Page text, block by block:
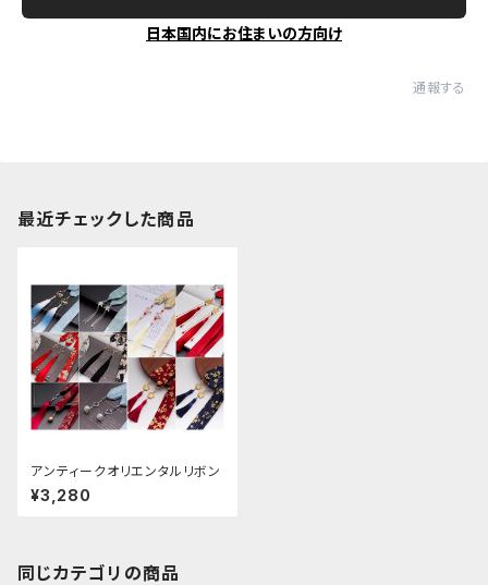
日本国内にお住まいの方向け
通報する
最近チェックした商品
アンティークオリエンタルリボン
¥3,280
同じカテゴリの商品